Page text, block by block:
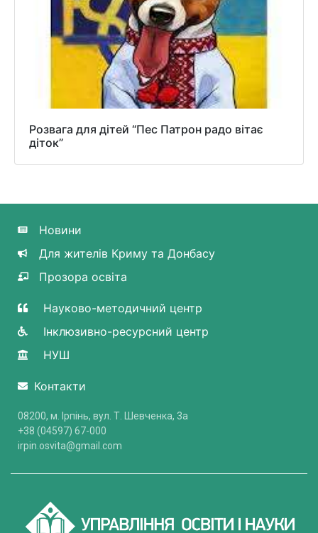
Розвага для дітей “Пес Патрон радо вітає
діток”
Новини
Для жителів Криму та Донбасу
Прозора освіта
Науково-методичний центр
Інклюзивно-ресурсний центр
НУШ
Контакти
08200, м. Ірпінь, вул. Т. Шевченка, 3a
+38 (04597) 67-000
irpin.osvita@gmail.com